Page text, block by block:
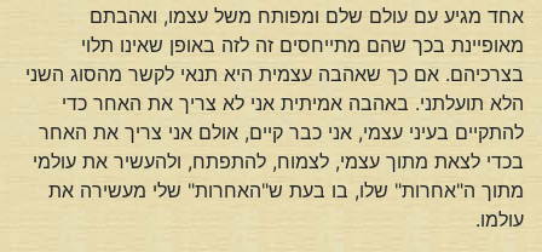
אחד מגיע עם עולם שלם ומפותח משל עצמו, ואהבתם
מאופיינת בכך שהם מתייחסים זה לזה באופן שאינו תלוי
בצרכיהם. אם כך שאהבה עצמית היא תנאי לקשר מהסוג השני
הלא תועלתני. באהבה אמיתית אני לא צריך את האחר כדי
להתקיים בעיני עצמי, אני כבר קיים, אולם אני צריך את האחר
בכדי לצאת מתוך עצמי, לצמוח, להתפתח, ולהעשיר את עולמי
מתוך ה"אחרות" שלו, בו בעת ש"האחרות" שלי מעשירה את
עולמו.